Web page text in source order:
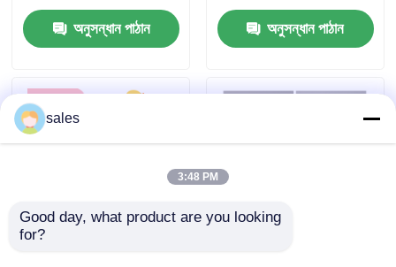
আমাদের সাথে যোগাযোগ করুন
খবর
মামলা
Sandwich ELISA For
Serum Plasma 96
Tests Laboratory
অনুসন্ধান পাঠান
KiT GAD-Ab / GAD65
Autoantibody Enzyme
Linked
Test Kit
অনুসন্ধান পাঠান
sales
3:48 PM
Good day, what product are you looking
for?